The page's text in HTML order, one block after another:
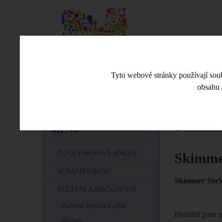
Tyto webové stránky používají
obsahu
MENU
O POLYMEROVÉ HMOTĚ
SCRAPBOOKING
PLETENÍ A HÁČKOVÁNÍ
Barevné inspirace přízí
Návody
Skimmer
Přeložili jsme